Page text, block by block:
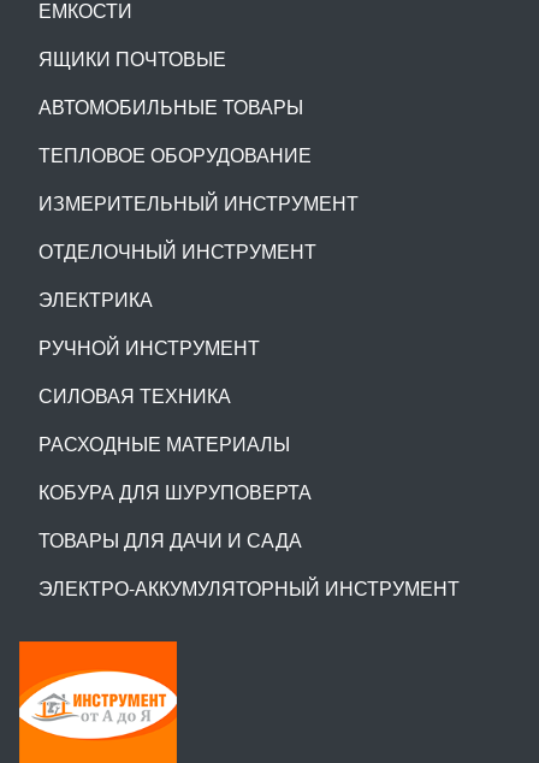
ЕМКОСТИ
ЯЩИКИ ПОЧТОВЫЕ
АВТОМОБИЛЬНЫЕ ТОВАРЫ
ТЕПЛОВОЕ ОБОРУДОВАНИЕ
ИЗМЕРИТЕЛЬНЫЙ ИНСТРУМЕНТ
ОТДЕЛОЧНЫЙ ИНСТРУМЕНТ
ЭЛЕКТРИКА
РУЧНОЙ ИНСТРУМЕНТ
СИЛОВАЯ ТЕХНИКА
РАСХОДНЫЕ МАТЕРИАЛЫ
КОБУРА ДЛЯ ШУРУПОВЕРТА
ТОВАРЫ ДЛЯ ДАЧИ И САДА
ЭЛЕКТРО-АККУМУЛЯТОРНЫЙ ИНСТРУМЕНТ